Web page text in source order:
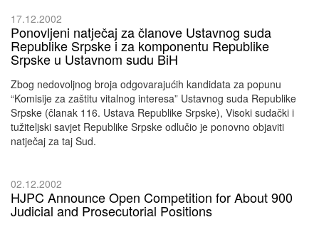
17.12.2002
Ponovljeni natječaj za članove Ustavnog suda
Republike Srpske i za komponentu Republike
Srpske u Ustavnom sudu BiH
Zbog nedovoljnog broja odgovarajućih kandidata za popunu
“Komisije za zaštitu vitalnog interesa” Ustavnog suda Republike
Srpske (članak 116. Ustava Republike Srpske), Visoki sudački i
tužiteljski savjet Republike Srpske odlučio je ponovno objaviti
natječaj za taj Sud.
02.12.2002
HJPC Announce Open Competition for About 900
Judicial and Prosecutorial Positions